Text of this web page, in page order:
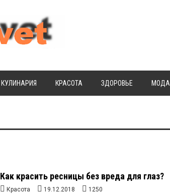
КУЛИНАРИЯ КРАСОТА ЗДОРОВЬЕ МОДА
Как красить ресницы без вреда для глаз?
Красота 19.12.2018 1250